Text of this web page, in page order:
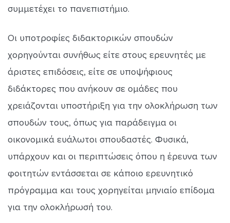
συμμετέχει το πανεπιστήμιο.
Οι υποτροφίες διδακτορικών σπουδών
χορηγούνται συνήθως είτε στους ερευνητές με
άριστες επιδόσεις, είτε σε υποψήφιους
διδάκτορες που ανήκουν σε ομάδες που
χρειάζονται υποστήριξη για την ολοκλήρωση των
σπουδών τους, όπως για παράδειγμα οι
οικονομικά ευάλωτοι σπουδαστές. Φυσικά,
υπάρχουν και οι περιπτώσεις όπου η έρευνα των
φοιτητών εντάσσεται σε κάποιο ερευνητικό
πρόγραμμα και τους χορηγείται μηνιαίο επίδομα
για την ολοκλήρωσή του.